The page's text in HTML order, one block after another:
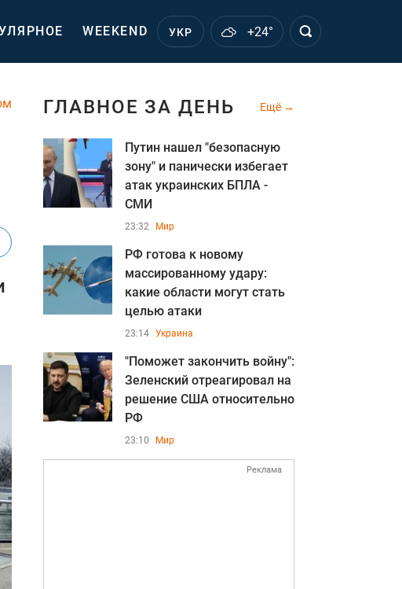
WEEKEND УКР +24°
ГЛАВНОЕ ЗА ДЕНЬ Ещё
Путин нашел "безопасную
зону" и панически избегает
атак украинских БПЛА -
СМИ
23:32 Мир
РФ готова к новому
массированному удару:
какие области могут стать
целью атаки
23:14 Украина
"Поможет закончить войну":
Зеленский отреагировал на
решение США относительно
РФ
23:10 Мир
Реклама